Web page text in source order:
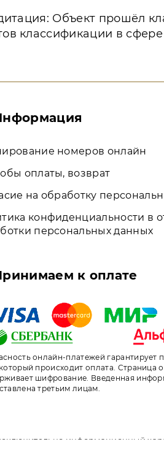
Объект прошёл
классификации в
номеров онлайн
оплаты, возврат
на обработку
конфиденциальности в
персональных данных
к оплате
онлайн-платежей гарантирует
происходит оплата. Страница
шифрование. Введенная
третьим лицам.
информационный